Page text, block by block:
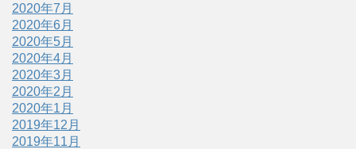
2020年7月
2020年6月
2020年5月
2020年4月
2020年3月
2020年2月
2020年1月
2019年12月
2019年11月